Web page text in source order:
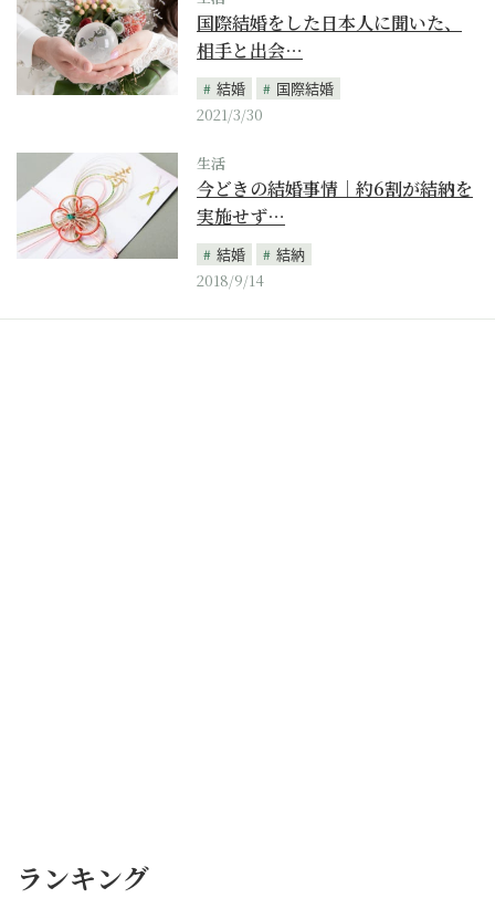
国際結婚をした日本人に聞いた、
相手と出会…
結婚
国際結婚
2021/3/30
生活
今どきの結婚事情｜約6割が結納を
実施せず…
結婚
結納
2018/9/14
ランキング